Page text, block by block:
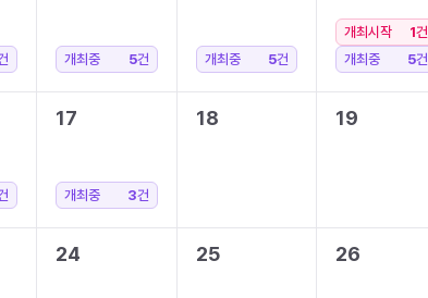
개최중 5건 개최중 5건
개최시작 1건
개최중
5건
17
개최중 3건
18 19
24 25 26